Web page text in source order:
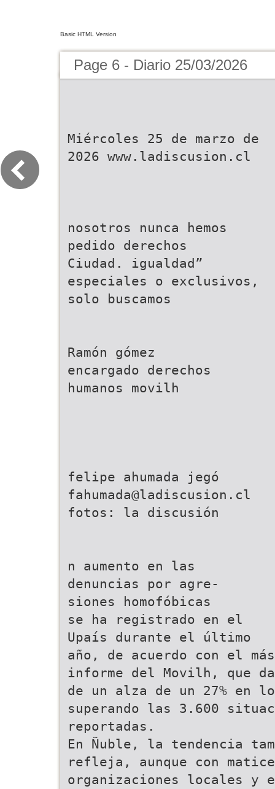
Basic HTML Version
Page 6 - Diario 25/03/2026
Miércoles 25 de marzo de
2026 www.ladiscusion.cl
nosotros nunca hemos
pedido derechos
Ciudad. igualdad”
especiales o exclusivos,
solo buscamos
Ramón gómez
encargado derechos
humanos movilh
fahumada@ladiscusion.cl
fotos: la discusión
n aumento en las
denuncias por agre-
siones homofóbicas
se ha registrado en el
Upaís durante el último
año, de acuerdo con el
informe del Movilh, que
de un alza de un 27% en
superando las 3.600
reportadas.
En Ñuble, la tendencia
refleja, aunque con
organizaciones locales y